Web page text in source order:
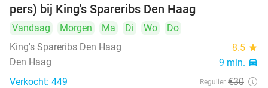
pers) bij King's Spareribs Den Haag
Vandaag Morgen Ma Di Wo
Do
King's Spareribs Den Haag
8.5 star
Den Haag 9 min. directions_car
Verkocht: 449 Regulier €30